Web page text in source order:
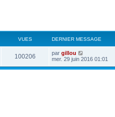
VUES DERNIER MESSAGE
100206 par gillou
mer. 29 juin 2016 01:01